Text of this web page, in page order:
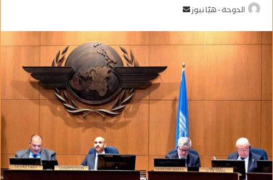
الدوحة - هيّا نيوز
ب
ر
ي
د
ا
إ
ل
ك